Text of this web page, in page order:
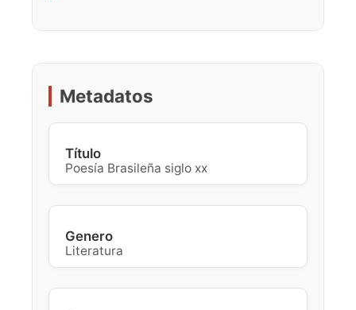
Metadatos
Título
Poesía Brasileña siglo xx
Genero
Literatura